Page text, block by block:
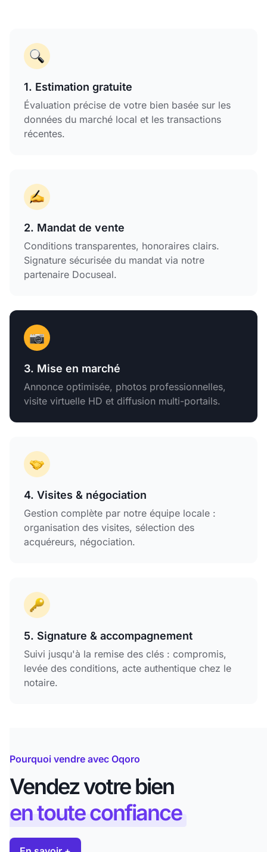
1. Estimation gratuite
Évaluation précise de votre bien basée sur les
données du marché local et les transactions
récentes.
2. Mandat de vente
Conditions transparentes, honoraires clairs.
Signature sécurisée du mandat via notre
partenaire Docuseal.
3. Mise en marché
Annonce optimisée, photos professionnelles,
visite virtuelle HD et diffusion multi-portails.
4. Visites & négociation
Gestion complète par notre équipe locale :
organisation des visites, sélection des
acquéreurs, négociation.
5. Signature & accompagnement
Suivi jusqu'à la remise des clés : compromis,
levée des conditions, acte authentique chez le
notaire.
Pourquoi vendre avec Oqoro
Vendez votre bien
en toute confiance